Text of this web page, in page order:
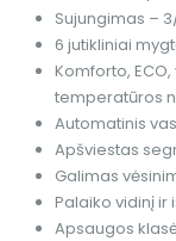
Sujungimas –
6 jutikliniai
Komforto,
temperatūros
Automatinis
Apšviestas
Galimas
Palaiko vidinį ir
Apsaugos